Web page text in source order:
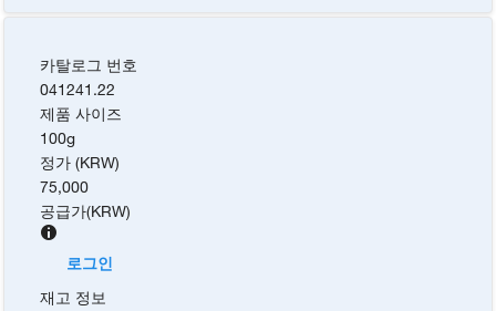
카탈로그 번호
041241.22
제품 사이즈
100g
정가 (KRW)
75,000
공급가(KRW)
로그인
재고 정보